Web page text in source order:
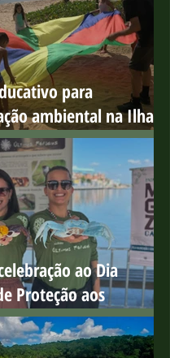
para
ambiental na Ilha
ao Dia
Proteção aos